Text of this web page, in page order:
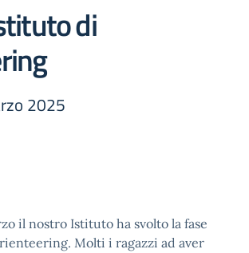
di
2025
il nostro Istituto ha svolto la fase
Molti i ragazzi ad aver